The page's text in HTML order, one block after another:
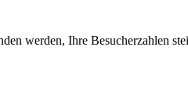
werden, Ihre Besucherzahlen